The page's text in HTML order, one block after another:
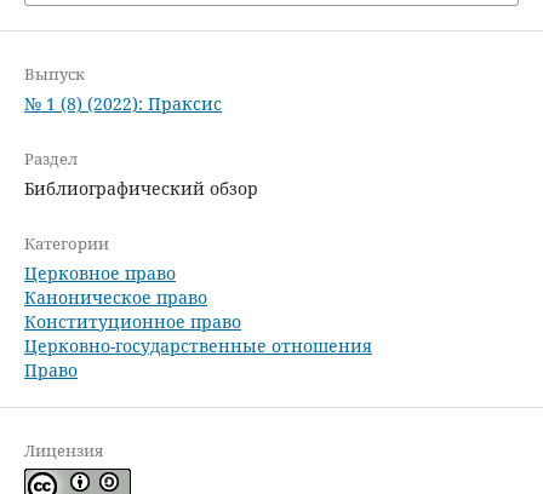
Выпуск
№ 1 (8) (2022): Праксис
Раздел
Библиографический обзор
Категории
Церковное право
Каноническое право
Конституционное право
Церковно-государственные отношения
Право
Лицензия